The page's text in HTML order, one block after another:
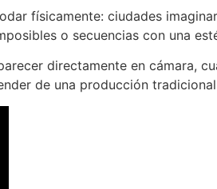
físicamente: ciudades
o secuencias con una
directamente en cámara,
de una producción